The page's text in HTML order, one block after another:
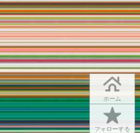
ホーム
フォローする